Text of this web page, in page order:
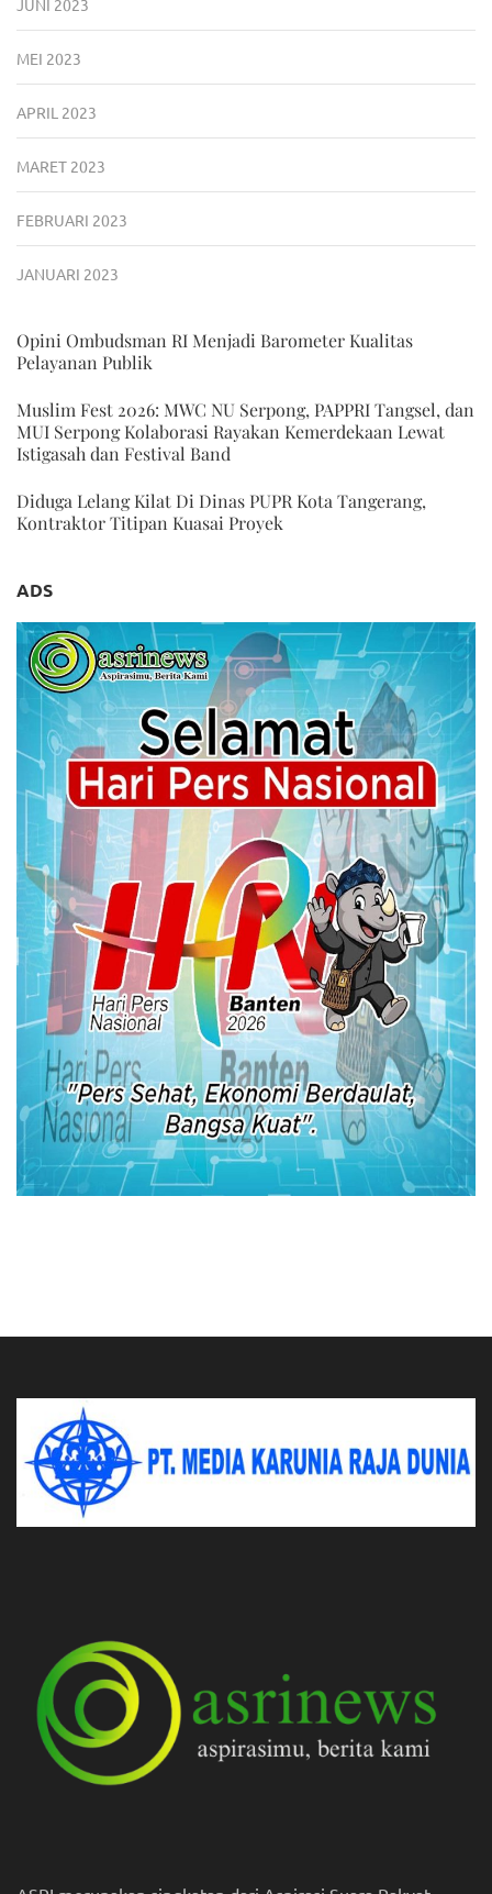
JUNI 2023
MEI 2023
APRIL 2023
MARET 2023
FEBRUARI 2023
JANUARI 2023
Opini Ombudsman RI Menjadi Barometer Kualitas
Pelayanan Publik
Muslim Fest 2026: MWC NU Serpong, PAPPRI Tangsel, dan
MUI Serpong Kolaborasi Rayakan Kemerdekaan Lewat
Istigasah dan Festival Band
Diduga Lelang Kilat Di Dinas PUPR Kota Tangerang,
Kontraktor Titipan Kuasai Proyek
ADS